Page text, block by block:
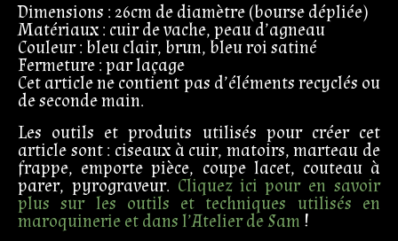
Dimensions : 26cm de diamètre (bourse dépliée)
Matériaux : cuir de vache, peau d’agneau
Couleur : bleu clair, brun, bleu roi satiné
Fermeture : par laçage
Cet article ne contient pas d’éléments recyclés ou
de seconde main.
Les outils et produits utilisés pour créer cet
article sont : ciseaux à cuir, matoirs, marteau de
frappe, emporte pièce, coupe lacet, couteau à
parer, pyrograveur. Cliquez ici pour en savoir
plus sur les outils et techniques utilisés en
maroquinerie et dans l’Atelier de Sam !